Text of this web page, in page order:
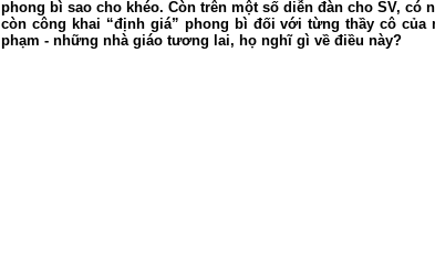
phong bì sao cho khéo. Còn trên một số diễn đàn cho SV, có
còn công khai “định giá” phong bì đối với từng thầy cô của
phạm - những nhà giáo tương lai, họ nghĩ gì về điều này?